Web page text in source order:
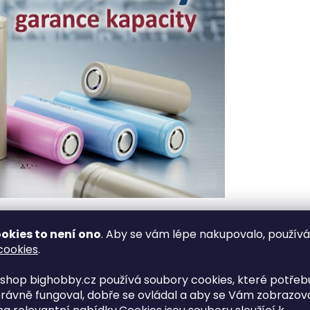
to není ono. Aby se vám lépe nakupovalo,
.
bighobby.cz používá soubory cookies, které
fungoval, dobře se ovládal a aby se Vám
Aku
RC modelů,svítilny, a další.